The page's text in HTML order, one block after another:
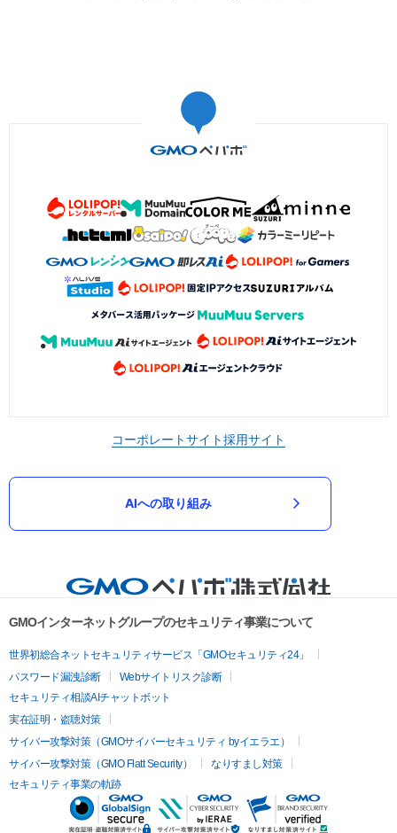
コーポレートサイト採用サイト
AIへの取り組み
GMOインターネットグループのセキュリティ事業について
世界初総合ネットセキュリティサービス「GMOセキュリティ24」
パスワード漏洩診断
Webサイトリスク診断
セキュリティ相談AIチャットボット
実在証明・盗聴対策
サイバー攻撃対策（GMOサイバーセキュリティ byイエラエ）
サイバー攻撃対策（GMO Flatt Security）
なりすまし対策
セキュリティ事業の軌跡